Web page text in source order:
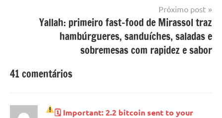
Próximo post
Yallah: primeiro fast-food de Mirassol traz
hambúrgueres, sanduíches, saladas e
sobremesas com rapidez e sabor
41 comentários
🗓 Important: 2.2 bitcoin sent to your